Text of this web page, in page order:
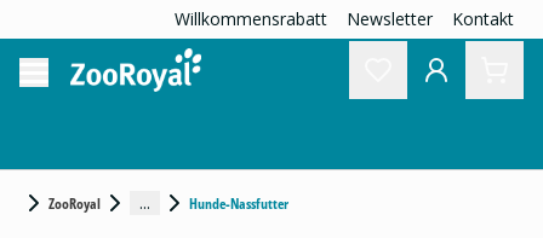
Willkommensrabatt Newsletter Kontakt
ZooRoyal ... Hunde-Nassfutter